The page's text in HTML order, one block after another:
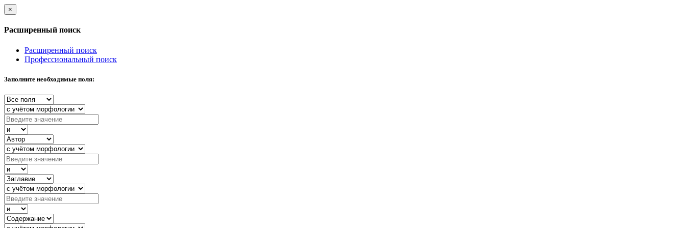
×
Расширенный поиск
Расширенный поиск
Профессиональный поиск
Заполните необходимые поля: